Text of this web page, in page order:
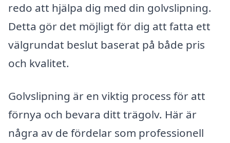
redo att hjälpa dig med din golvslipning.
Detta gör det möjligt för dig att fatta ett
välgrundat beslut baserat på både pris
och kvalitet.
Golvslipning är en viktig process för att
förnya och bevara ditt trägolv. Här är
några av de fördelar som professionell